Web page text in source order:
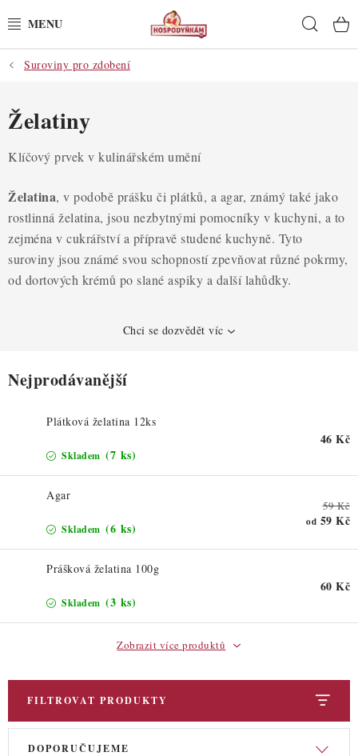
na
POTŘEBY
POMŮCKY
SUROVINY
DEKORACE
PRO OSLAVY
DO KUCHYNĚ
NOVÉ ZBOŽÍ
ZNAČKY
Nepřevzetí zásilky na dobírku
Blog
Moje objednávka
Suroviny pro zdobení
Želatiny
Klíčový prvek v kulinářském umění
Želatina, v podobě prášku či plátků, a agar, známý také jako
rostlinná želatina, jsou nezbytnými pomocníky v kuchyni, a to
zejména v cukrářství a přípravě studené kuchyně. Tyto
suroviny jsou známé svou schopností zpevňovat různé pokrmy,
od dortových krémů po slané aspiky a další lahůdky.
Chci se dozvědět víc
Nejprodávanější
Plátková želatina 12ks
Skladem (7 ks)
46 Kč
Agar
Skladem (6 ks)
59 Kč
od 59 Kč
Prášková želatina 100g
Skladem (3 ks)
60 Kč
Zobrazit více produktů
FILTROVAT PRODUKTY
V
Ř DOPORUČUJEME